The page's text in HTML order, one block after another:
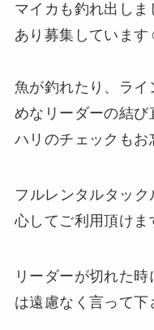
マイカも釣れ出し
あり募集していま
魚が釣れたり、ライ
めなリーダーの結
ハリのチェックもお
フルレンタルタッ
心してご利用頂けま
リーダーが切れた
は遠慮なく言って